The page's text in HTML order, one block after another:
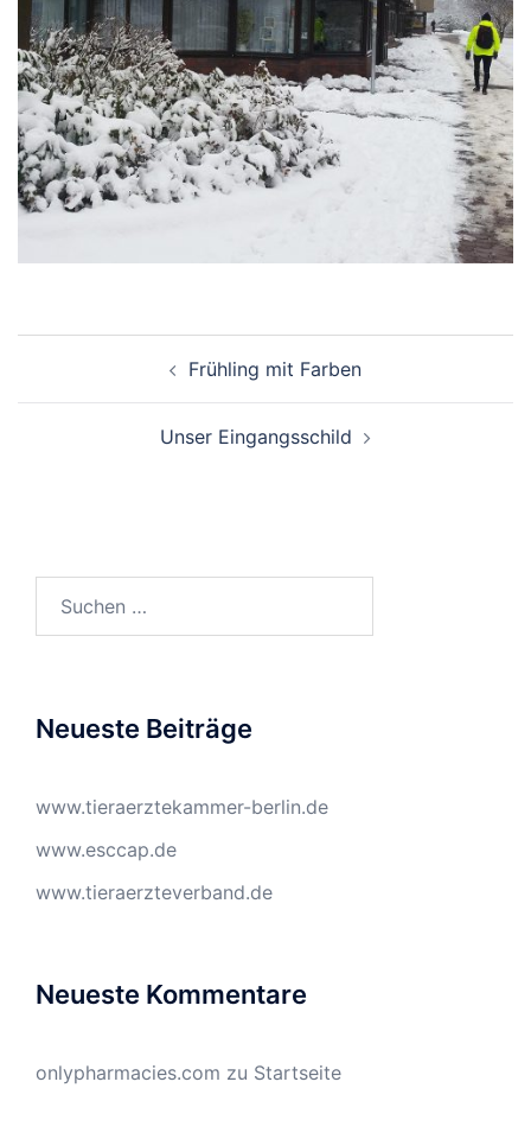
Frühling mit Farben
Unser Eingangsschild
Neueste Beiträge
www.tieraerztekammer-berlin.de
www.esccap.de
www.tieraerzteverband.de
Neueste Kommentare
onlypharmacies.com zu Startseite